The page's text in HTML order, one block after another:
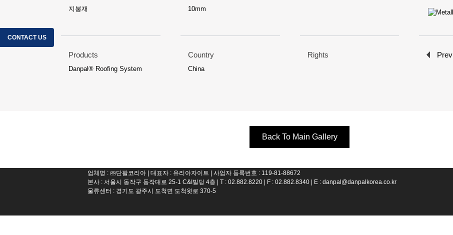
CONTACT US
지붕재 10mm
Products
Danpal® Roofing System
Country
China
Rights Prev
Back To Main Gallery
업체명 : ㈜단팔코리아 | 대표자 : 유리아자이트 | 사업자 등록번호 : 119-81-88672
본사 : 서울시 동작구 동작대로 25-1 C&I빌딩 4층 | T : 02.882.8220 | F : 02.882.8340 | E : danpal@danpalkorea.co.kr
물류센터 : 경기도 광주시 도척면 도척윗로 370-5